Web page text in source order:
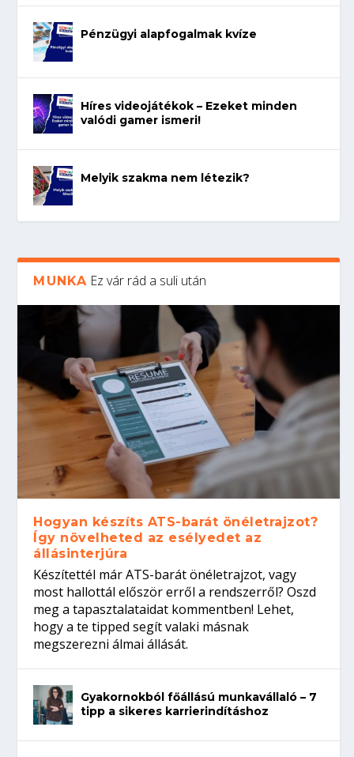
Pénzügyi alapfogalmak kvíze
Híres videojátékok – Ezeket minden
valódi gamer ismeri!
Melyik szakma nem létezik?
MUNKA Ez vár rád a suli után
Hogyan készíts ATS-barát önéletrajzot?
Így növelheted az esélyedet az
állásinterjúra
Készítettél már ATS-barát önéletrajzot, vagy
most hallottál először erről a rendszerről? Oszd
meg a tapasztalataidat kommentben! Lehet,
hogy a te tipped segít valaki másnak
megszerezni álmai állását.
Gyakornokból főállású munkavállaló – 7
tipp a sikeres karrierindításhoz